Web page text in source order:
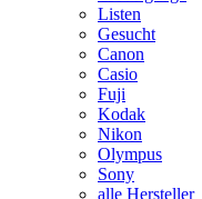
Listen
Gesucht
Canon
Casio
Fuji
Kodak
Nikon
Olympus
Sony
alle Hersteller